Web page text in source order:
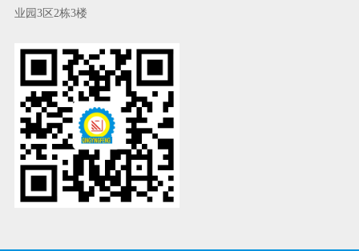
业园3区2栋3楼